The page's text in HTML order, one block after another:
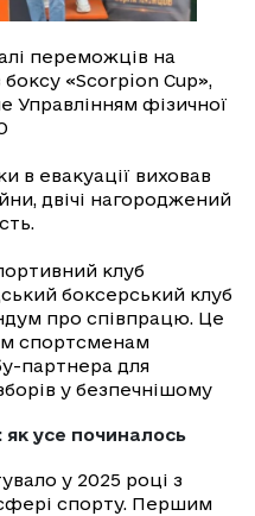
переможців на
боксу «Scorpion Cup»,
Управлінням фізичної
в евакуації виховав
двічі нагороджений
клуб
боксерський клуб
про співпрацю. Це
спортсменам
партнера для
у безпечнішому
як усе починалось
у 2025 році з
спорту. Першим